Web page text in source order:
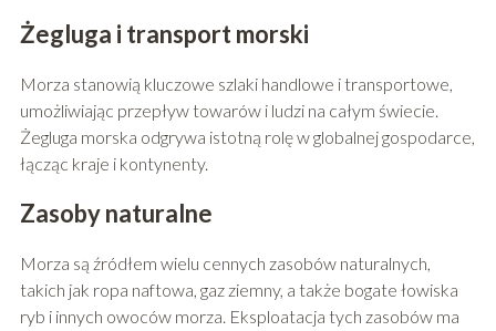
Żegluga i transport morski
Morza stanowią kluczowe szlaki handlowe i transportowe,
umożliwiając przepływ towarów i ludzi na całym świecie.
Żegluga morska odgrywa istotną rolę w globalnej gospodarce,
łącząc kraje i kontynenty.
Zasoby naturalne
Morza są źródłem wielu cennych zasobów naturalnych,
takich jak ropa naftowa, gaz ziemny, a także bogate łowiska
ryb i innych owoców morza. Eksploatacja tych zasobów ma